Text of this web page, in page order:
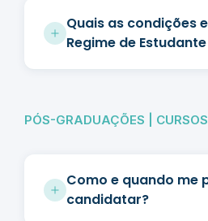
Quais as condições
Regime de
PÓS-GRADUAÇÕES |
Como e quando me
candidatar?